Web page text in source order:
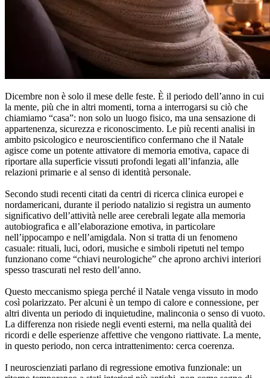
Dicembre non è solo il mese delle feste. È il periodo dell’anno in cui
la mente, più che in altri momenti, torna a interrogarsi su ciò che
chiamiamo “casa”: non solo un luogo fisico, ma una sensazione di
appartenenza, sicurezza e riconoscimento. Le più recenti analisi in
ambito psicologico e neuroscientifico confermano che il Natale
agisce come un potente attivatore di memoria emotiva, capace di
riportare alla superficie vissuti profondi legati all’infanzia, alle
relazioni primarie e al senso di identità personale.
Secondo studi recenti citati da centri di ricerca clinica europei e
nordamericani, durante il periodo natalizio si registra un aumento
significativo dell’attività nelle aree cerebrali legate alla memoria
autobiografica e all’elaborazione emotiva, in particolare
nell’ippocampo e nell’amigdala. Non si tratta di un fenomeno
casuale: rituali, luci, odori, musiche e simboli ripetuti nel tempo
funzionano come “chiavi neurologiche” che aprono archivi interiori
spesso trascurati nel resto dell’anno.
Questo meccanismo spiega perché il Natale venga vissuto in modo
così polarizzato. Per alcuni è un tempo di calore e connessione, per
altri diventa un periodo di inquietudine, malinconia o senso di vuoto.
La differenza non risiede negli eventi esterni, ma nella qualità dei
ricordi e delle esperienze affettive che vengono riattivate. La mente,
in questo periodo, non cerca intrattenimento: cerca coerenza.
I neuroscienziati parlano di regressione emotiva funzionale: un